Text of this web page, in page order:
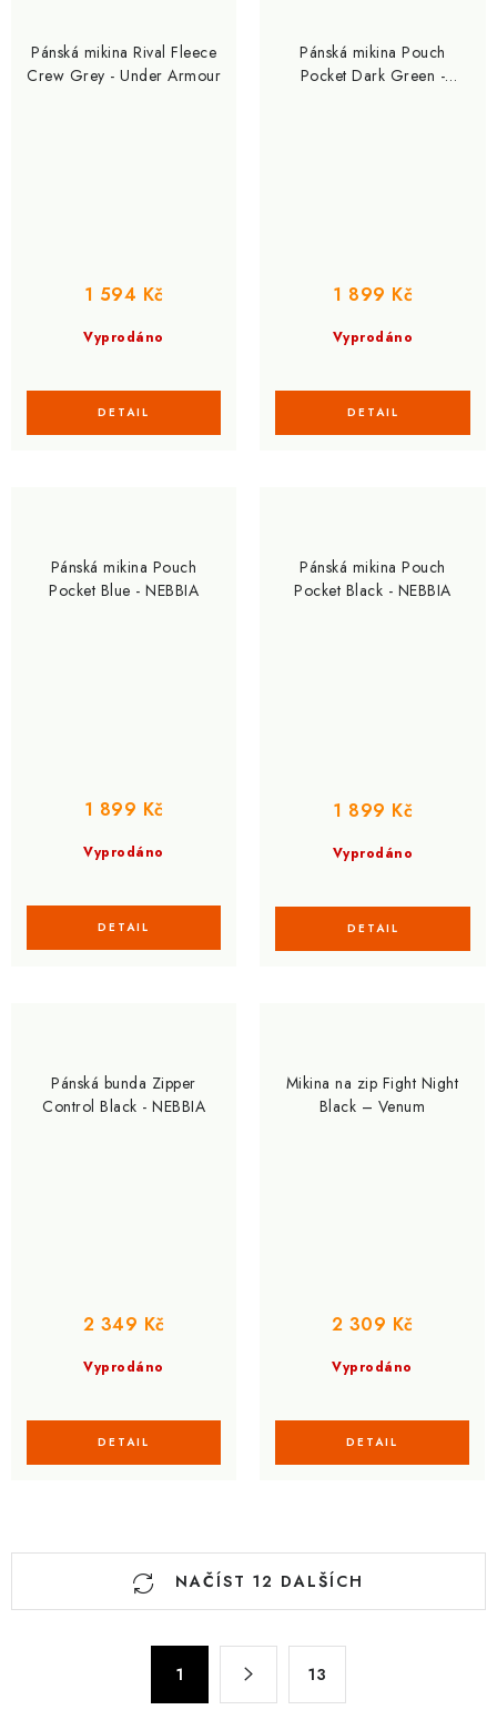
Pánská mikina Rival Fleece
Crew Grey - Under Armour
Vyprodáno
1 594 Kč
Pánská mikina Pouch
Pocket Dark Green -
Vyprodáno
1 899 Kč
Pánská mikina Pouch
Pocket Blue - NEBBIA
Vyprodáno
1 899 Kč
Pánská mikina Pouch
Pocket Black - NEBBIA
Vyprodáno
1 899 Kč
Pánská bunda Zipper
Control Black - NEBBIA
Vyprodáno
2 349 Kč
Mikina na zip Fight Night
Black – Venum
Vyprodáno
2 309 Kč
NAČÍST 12 DALŠÍCH
1 13